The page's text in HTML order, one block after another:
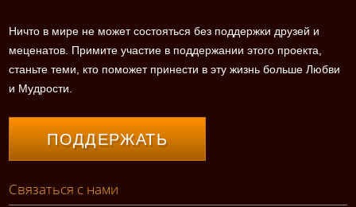
Ничто в мире не может состояться без поддержки друзей и
меценатов. Примите участие в поддержании этого проекта,
станьте теми, кто поможет принести в эту жизнь больше Любви
и Мудрости.
ПОДДЕРЖАТЬ
Связаться с нами